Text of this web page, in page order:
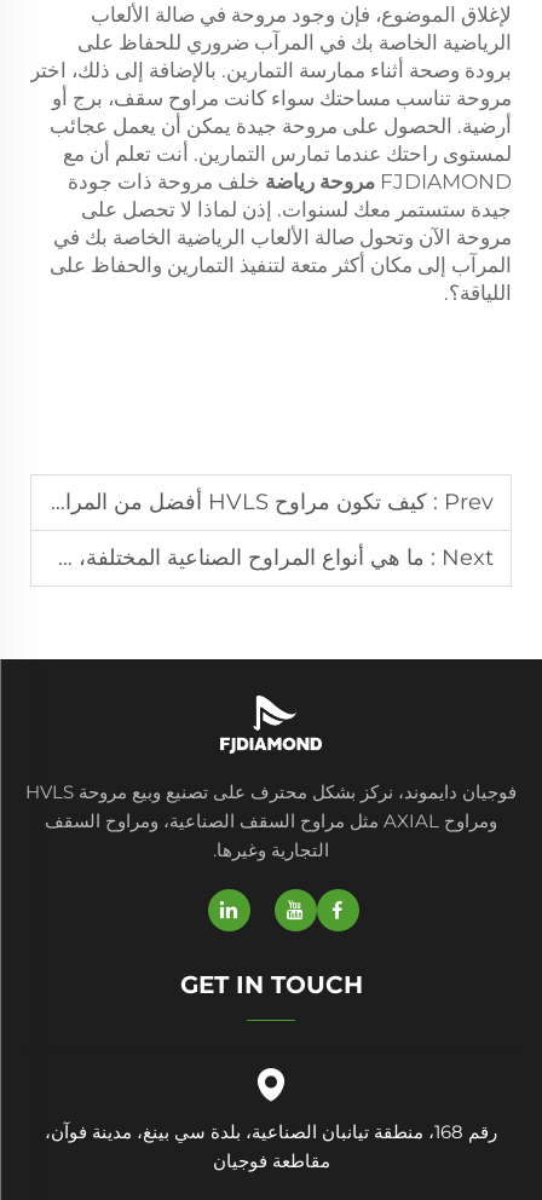
لإغلاق الموضوع، فإن وجود مروحة في صالة الألعاب
الرياضية الخاصة بك في المرآب ضروري للحفاظ على
برودة وصحة أثناء ممارسة التمارين. بالإضافة إلى ذلك، اختر
مروحة تناسب مساحتك سواء كانت مراوح سقف، برج أو
أرضية. الحصول على مروحة جيدة يمكن أن يعمل عجائب
لمستوى راحتك عندما تمارس التمارين. أنت تعلم أن مع
FJDIAMOND مروحة رياضة خلف مروحة ذات جودة
جيدة ستستمر معك لسنوات. إذن لماذا لا تحصل على
مروحة الآن وتحول صالة الألعاب الرياضية الخاصة بك في
المرآب إلى مكان أكثر متعة لتنفيذ التمارين والحفاظ على
اللياقة؟.
Prev : كيف تكون مراوح HVLS أفضل من المراوح السقفية التقليدية؟
Next : ما هي أنواع المراوح الصناعية المختلفة، وأين يمكن استخدامها
فوجيان دايموند، نركز بشكل محترف على تصنيع وبيع مروحة HVLS
ومراوح AXIAL مثل مراوح السقف الصناعية، ومراوح السقف
التجارية وغيرها.
GET IN TOUCH
رقم 168، منطقة تيانبان الصناعية، بلدة سي بينغ، مدينة فوآن،
مقاطعة فوجيان